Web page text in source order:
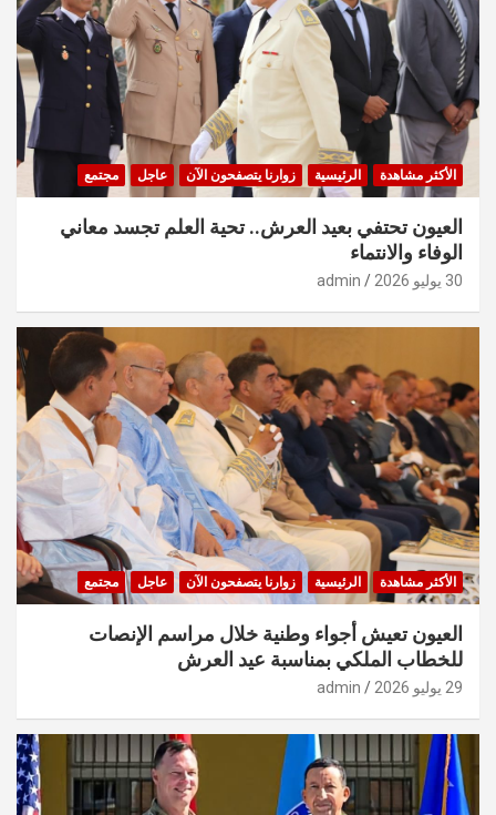
الأكثر مشاهدة الرئيسية زوارنا يتصفحون الآن عاجل مجتمع
العيون تحتفي بعيد العرش.. تحية العلم تجسد معاني
الوفاء والانتماء
30 يوليو 2026 admin
الأكثر مشاهدة الرئيسية زوارنا يتصفحون الآن عاجل مجتمع
العيون تعيش أجواء وطنية خلال مراسم الإنصات
للخطاب الملكي بمناسبة عيد العرش
29 يوليو 2026 admin